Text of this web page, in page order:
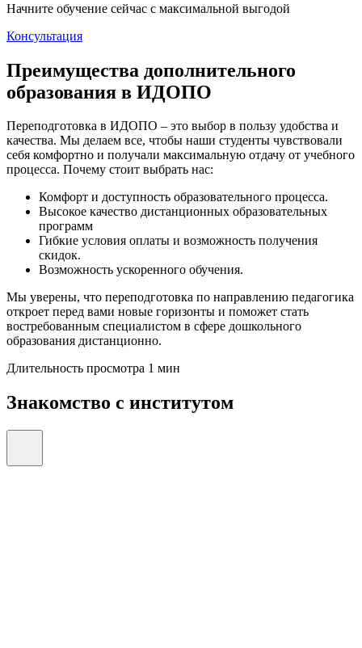
Начните обучение сейчас с максимальной выгодой
Консультация
Преимущества дополнительного
образования в ИДОПО
Переподготовка в ИДОПО – это выбор в пользу удобства и
качества. Мы делаем все, чтобы наши студенты чувствовали
себя комфортно и получали максимальную отдачу от учебного
процесса. Почему стоит выбрать нас:
Комфорт и доступность образовательного процесса.
Высокое качество дистанционных образовательных
программ
Гибкие условия оплаты и возможность получения
скидок.
Возможность ускоренного обучения.
Мы уверены, что переподготовка по направлению педагогика
откроет перед вами новые горизонты и поможет стать
востребованным специалистом в сфере дошкольного
образования дистанционно.
Длительность просмотра 1 мин
Знакомство с институтом